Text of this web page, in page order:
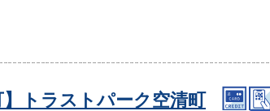
】トラストパーク空清町